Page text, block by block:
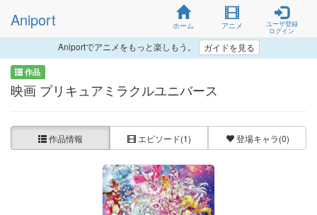
Aniport ホーム アニメ
ユーザ登録
ログイン
Aniportでアニメをもっと楽しもう。 ガイドを見る
作品
映画 プリキュアミラクルユニバース
作品情報 エピソード(1) 登場キャラ(0)